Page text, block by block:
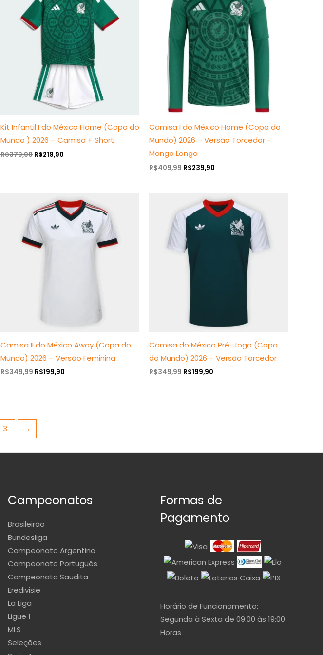
Kit Infantil I do México Home (Copa do
Mundo ) 2026 – Camisa + Short
R$379,99
era:
R$379,99.
R$219,90
é:
R$219,90.
Camisa I do México Home (Copa do
Mundo) 2026 – Versão Torcedor –
Manga Longa
R$409,99
era:
R$409,99.
R$239,90
é:
R$239,90.
Camisa II do México Away (Copa do
Mundo) 2026 – Versão Feminina
R$349,99
preço
original
era:
R$349,99.
R$199,90
preço
atual
é:
R$199,90.
Camisa do México Pré-Jogo (Copa
do Mundo) 2026 – Versão Torcedor
R$349,99
preço
original
era:
R$349,99.
R$199,90
preço
atual
R$199,90.
3 →
Campeonatos
Brasileirão
Bundesliga
Campeonato Argentino
Campeonato Português
Campeonato Saudita
Eredivisie
La Liga
Ligue 1
MLS
Seleções
Formas de
Pagamento
Horário de Funcionamento:
Segunda à Sexta de 09:00 às 19:00
Horas